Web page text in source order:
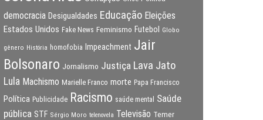
democracia Desigualdades Educação Eleições
Estados Unidos Fake News Feminismo Futebol Globo
gênero História homofobia Impeachment Jair
Bolsonaro Jornalismo Justiça Lava Jato
Lula Machismo Marielle Franco morte Papa Francisco
Política Publicidade Racismo saúde mental
Saúde
pública STF Sérgio Moro telenovela Televisão Temer